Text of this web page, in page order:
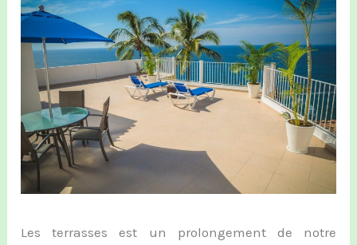
Les terrasses est un prolongement de notre